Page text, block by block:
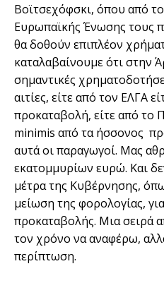
Βοϊτσεχόφσκι, όπου από
Ευρωπαϊκής Ένωσης τους
θα δοθούν επιπλέον
καταλαβαίνουμε ότι στην
σημαντικές
αιτίες, είτε από τον ΕΛΓΑ
προκαταβολή, είτε από το
minimis από τα ήσσονος
αυτά οι παραγωγοί. Μας
εκατομμυρίων ευρώ. Και
μέτρα της Κυβέρνησης,
μείωση της φορολογίας,
προκαταβολής. Μια σειρά
τον χρόνο να αναφέρω,
περίπτωση.